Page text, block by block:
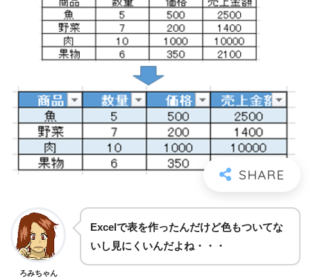
ろみちゃん
Excelで表を作ったんだけど色もついてな
いし見にくいんだよね・・・